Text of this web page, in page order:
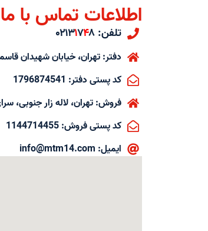
اطلاعات تماس با ما
تلفن: ۱۷۴۸
دفتر: تهران، خیابان شهیدان
کد پستی دفتر: 1796874541
فروش: تهران، لاله زار جنوبی، سرای
کد پستی فروش: 1144714455
ایمیل: info@mtm14.com